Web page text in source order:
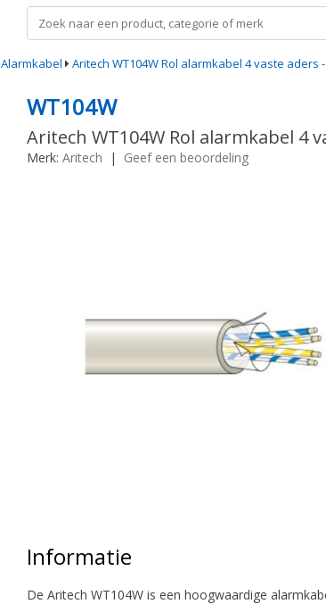
Alarmkabel Aritech WT104W Rol alarmkabel 4 vaste aders -
WT104W
Aritech WT104W Rol alarmkabel 4
Merk: Aritech | Geef een beoordeling
Informatie
De Aritech WT104W is een hoogwaardige